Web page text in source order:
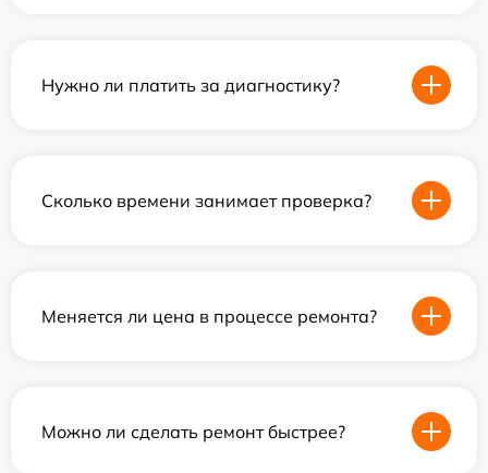
Нужно ли платить за диагностику?
Сколько времени занимает проверка?
Меняется ли цена в процессе ремонта?
Можно ли сделать ремонт быстрее?